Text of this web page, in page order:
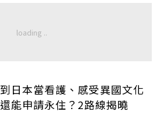
到日本當看護、感受異國文化
還能申請永住？2路線揭曉